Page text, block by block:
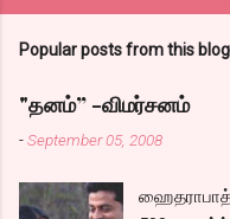
Popular posts from this blog
"தனம்” -விமர்சனம்
-September 05, 2008